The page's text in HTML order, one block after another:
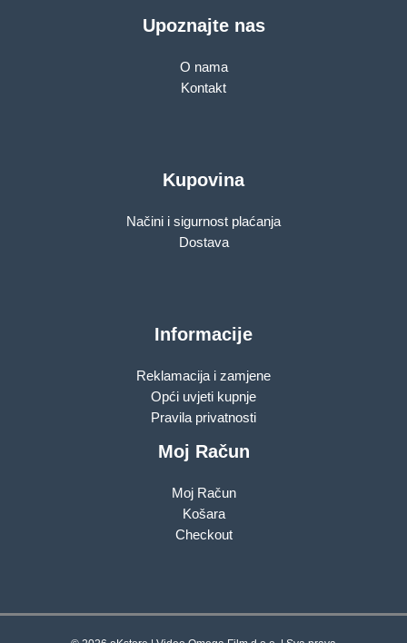
Upoznajte nas
O nama
Kontakt
Kupovina
Načini i sigurnost plaćanja
Dostava
Informacije
Reklamacija i zamjene
Opći uvjeti kupnje
Pravila privatnosti
Moj Račun
Moj Račun
Košara
Checkout